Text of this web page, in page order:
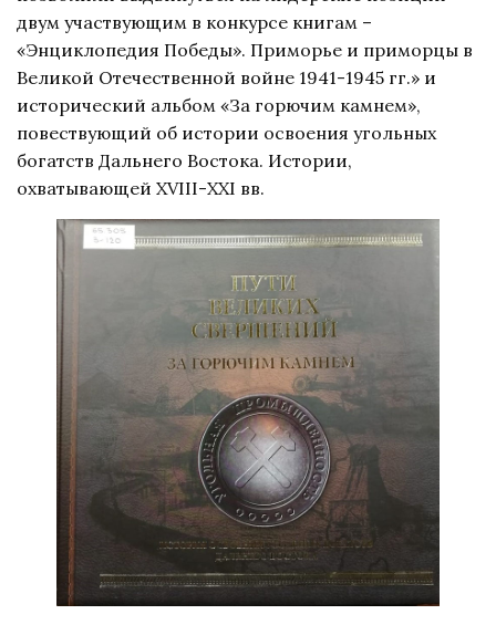
двум участвующим в конкурсе книгам –
«Энциклопедия Победы». Приморье и приморцы в
Великой Отечественной войне 1941-1945 гг.» и
исторический альбом «За горючим камнем»,
повествующий об истории освоения угольных
богатств Дальнего Востока. Истории,
охватывающей ХVIII-ХХI вв.